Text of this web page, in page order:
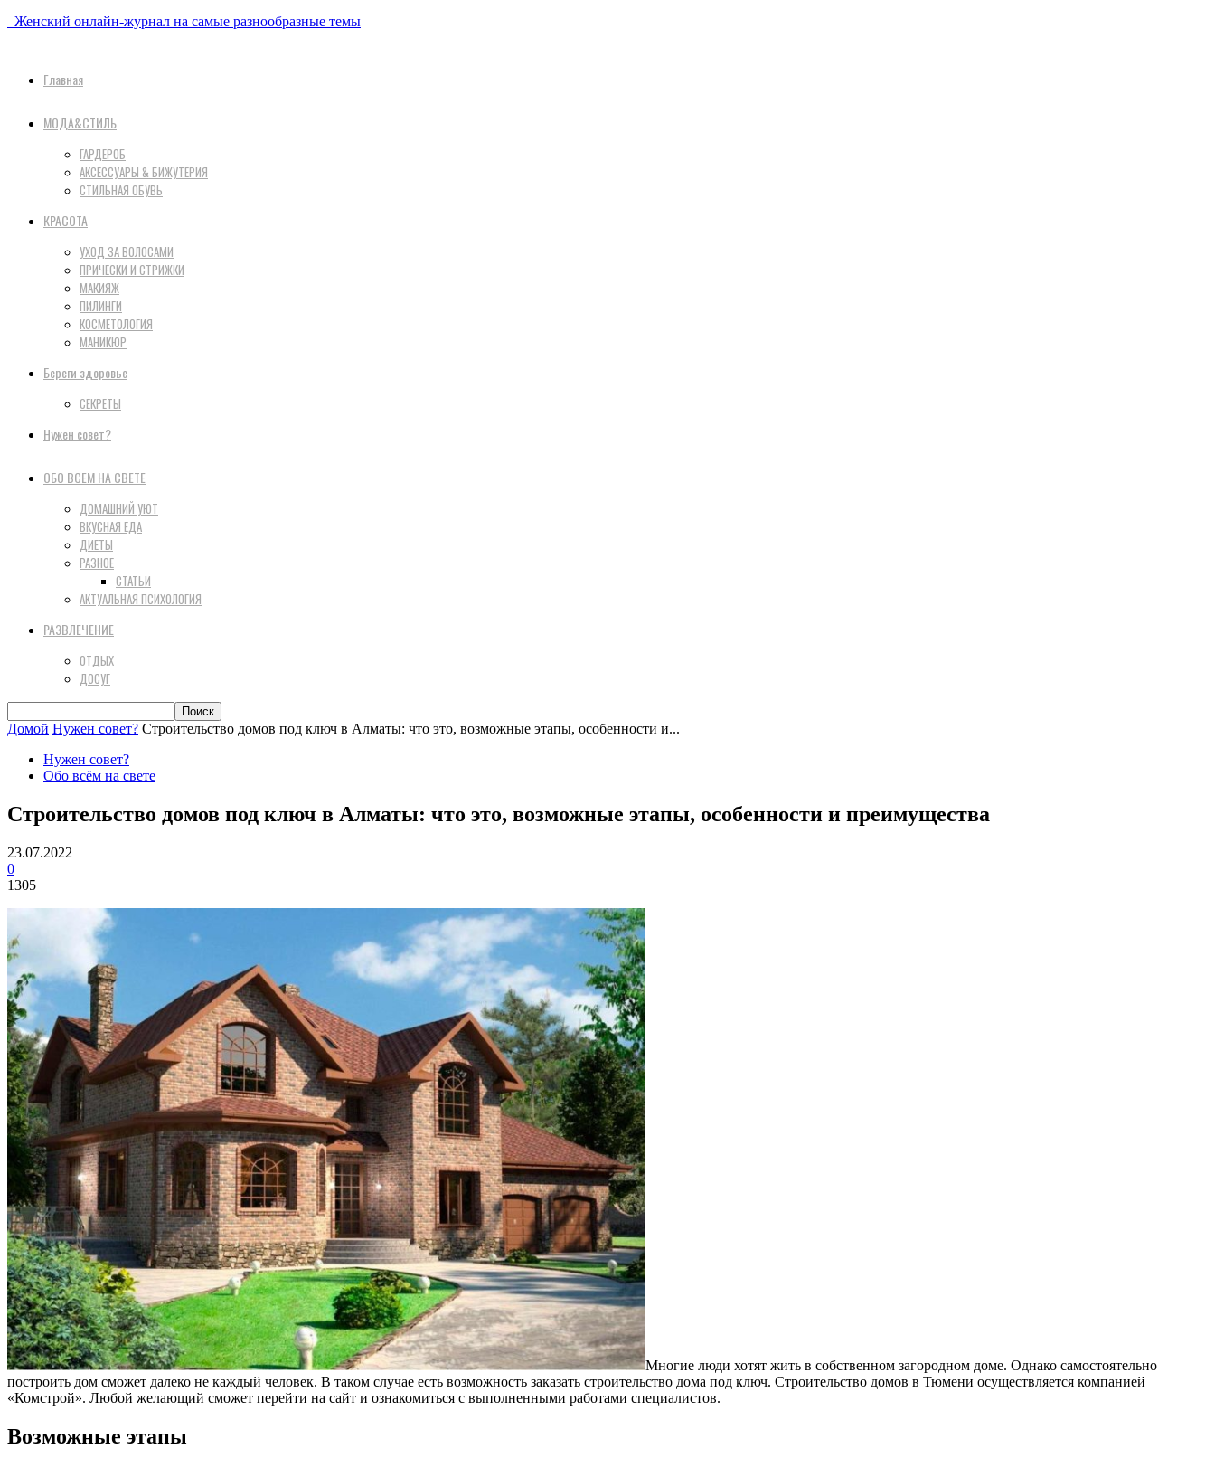
Женский онлайн-журнал на самые разнообразные темы
Главная
МОДА&СТИЛЬ
ГАРДЕРОБ
АКСЕССУАРЫ & БИЖУТЕРИЯ
СТИЛЬНАЯ ОБУВЬ
КРАСОТА
УХОД ЗА ВОЛОСАМИ
ПРИЧЕСКИ И СТРИЖКИ
МАКИЯЖ
ПИЛИНГИ
КОСМЕТОЛОГИЯ
МАНИКЮР
Береги здоровье
СЕКРЕТЫ
Нужен совет?
ОБО ВСЕМ НА СВЕТЕ
ДОМАШНИЙ УЮТ
ВКУСНАЯ ЕДА
ДИЕТЫ
РАЗНОЕ
СТАТЬИ
АКТУАЛЬНАЯ ПСИХОЛОГИЯ
РАЗВЛЕЧЕНИЕ
ОТДЫХ
ДОСУГ
Домой Нужен совет? Строительство домов под ключ в Алматы: что это, возможные этапы, особенности и...
Нужен совет?
Обо всём на свете
Строительство домов под ключ в Алматы: что это, возможные этапы, особенности и преимущества
23.07.2022
0
1305
Многие люди хотят жить в собственном загородном доме. Однако самостоятельно
построить дом сможет далеко не каждый человек. В таком случае есть возможность заказать строительство дома под ключ. Строительство домов в Тюмени осуществляется компанией
«Комстрой». Любой желающий сможет перейти на сайт и ознакомиться с выполненными работами специалистов.
Возможные этапы